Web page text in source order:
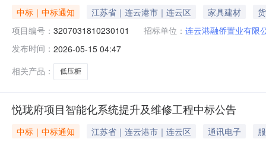
中标｜中标通知 江苏省｜连云港市｜连云区 家具建材
项目编号： 3207031810230101 招标单位： 连云港融侨置业有限
发布时间： 2026-05-15 04:47
相关产品：
低压柜
悦珑府项目智能化系统提升及维修工程中标公告
中标｜中标通知 江苏省｜连云港市｜连云区 通讯电子